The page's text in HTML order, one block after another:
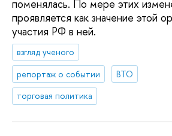
поменялась. По мере этих
проявляется как значение этой
участия РФ в ней.
взгляд ученого
репортаж о событии
ВТО
торговая политика